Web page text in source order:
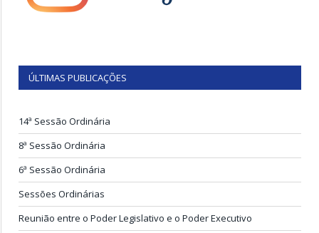
ÚLTIMAS PUBLICAÇÕES
14ª Sessão Ordinária
8ª Sessão Ordinária
6ª Sessão Ordinária
Sessões Ordinárias
Reunião entre o Poder Legislativo e o Poder Executivo